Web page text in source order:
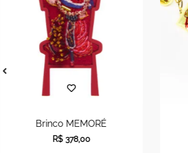
Brinco MEMORÉ
R$378,00